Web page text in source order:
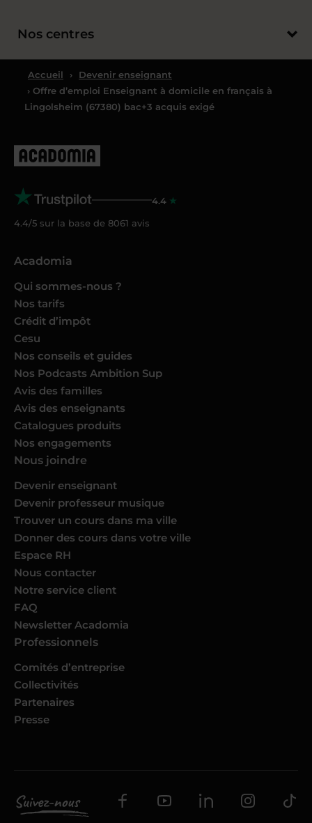
Nos centres
Accueil ›
Devenir enseignant
› Offre d’emploi Enseignant à domicile en français à
Lingolsheim (67380) bac+3 acquis exigé
4.4
4.4/5 sur la base de 8061 avis
Acadomia
Qui sommes-nous ?
Nos tarifs
Crédit d’impôt
Cesu
Nos conseils et guides
Nos Podcasts Ambition Sup
Avis des familles
Avis des enseignants
Catalogues produits
Nos engagements
Nous joindre
Devenir enseignant
Devenir professeur musique
Trouver un cours dans ma ville
Donner des cours dans votre ville
Espace RH
Nous contacter
Notre service client
FAQ
Newsletter Acadomia
Professionnels
Comités d’entreprise
Collectivités
Partenaires
Presse